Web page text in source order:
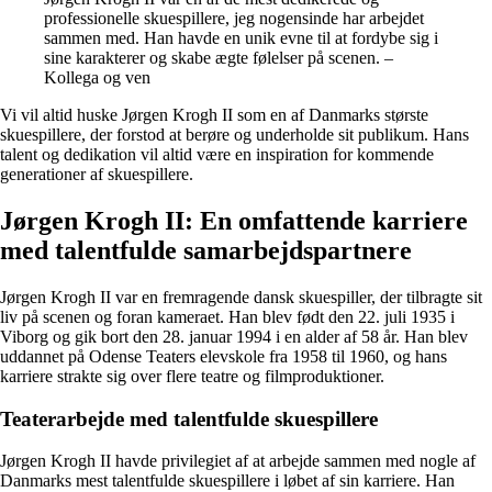
professionelle skuespillere, jeg nogensinde har arbejdet
sammen med. Han havde en unik evne til at fordybe sig i
sine karakterer og skabe ægte følelser på scenen. –
Kollega og ven
Vi vil altid huske Jørgen Krogh II som en af Danmarks største
skuespillere, der forstod at berøre og underholde sit publikum. Hans
talent og dedikation vil altid være en inspiration for kommende
generationer af skuespillere.
Jørgen Krogh II: En omfattende karriere
med talentfulde samarbejdspartnere
Jørgen Krogh II var en fremragende dansk skuespiller, der tilbragte sit
liv på scenen og foran kameraet. Han blev født den 22. juli 1935 i
Viborg og gik bort den 28. januar 1994 i en alder af 58 år. Han blev
uddannet på Odense Teaters elevskole fra 1958 til 1960, og hans
karriere strakte sig over flere teatre og filmproduktioner.
Teaterarbejde med talentfulde skuespillere
Jørgen Krogh II havde privilegiet af at arbejde sammen med nogle af
Danmarks mest talentfulde skuespillere i løbet af sin karriere. Han